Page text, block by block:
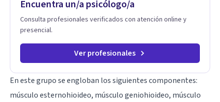
Encuentra un/a psicólogo/a
Consulta profesionales verificados con atención online y
presencial.
Ver profesionales
En este grupo se engloban los siguientes componentes:
músculo esternohioideo, músculo geniohioideo, músculo